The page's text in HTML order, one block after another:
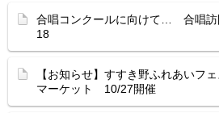
合唱コンクールに向けて… 合唱
18
【お知らせ】すすき野ふれあいフ
マーケット 10/27開催